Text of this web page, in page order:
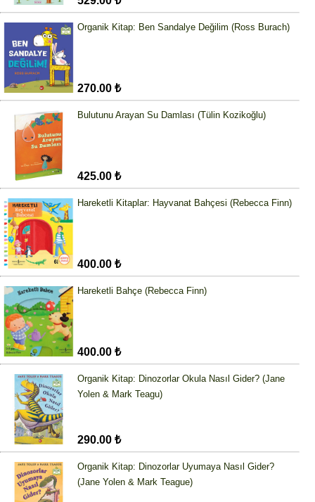
Organik Kitap: Ben Sandalye Değilim (Ross Burach)
270.00 ₺
Bulutunu Arayan Su Damlası (Tülin Kozikoğlu)
425.00 ₺
Hareketli Kitaplar: Hayvanat Bahçesi (Rebecca Finn)
400.00 ₺
Hareketli Bahçe (Rebecca Finn)
400.00 ₺
Organik Kitap: Dinozorlar Okula Nasıl Gider? (Jane
Yolen & Mark Teagu)
290.00 ₺
Organik Kitap: Dinozorlar Uyumaya Nasıl Gider?
(Jane Yolen & Mark Teague)